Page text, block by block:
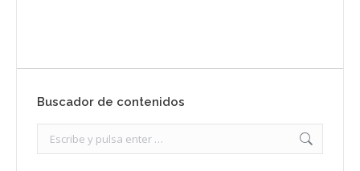
Buscador de contenidos